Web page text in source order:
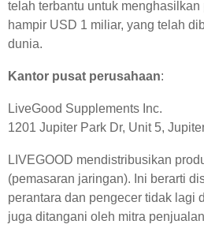
telah terbantu untuk menghasilkan
hampir USD 1 miliar, yang telah
dunia.
Kantor pusat perusahaan:
LiveGood Supplements Inc.
1201 Jupiter Park Dr, Unit 5,
LIVEGOOD mendistribusikan
(pemasaran jaringan). Ini berarti
perantara dan pengecer tidak lagi
juga ditangani oleh mitra